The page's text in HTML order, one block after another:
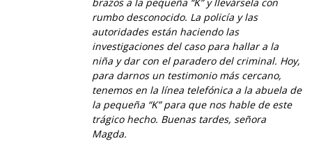
rumbo desconocido. La policía y las
autoridades están haciendo las
investigaciones del caso para hallar a la
niña y dar con el paradero del criminal. Hoy,
para darnos un testimonio más cercano,
tenemos en la línea telefónica a la abuela de
la pequeña “K” para que nos hable de este
trágico hecho. Buenas tardes, señora
Magda.